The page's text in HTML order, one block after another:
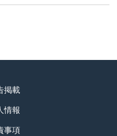
掲載
情報
事項